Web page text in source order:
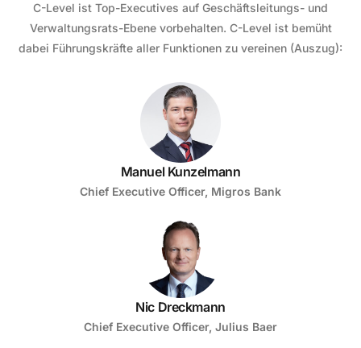
C-Level ist Top-Executives auf Geschäftsleitungs- und
Verwaltungsrats-Ebene vorbehalten. C-Level ist bemüht
dabei Führungskräfte aller Funktionen zu vereinen (Auszug):
Manuel Kunzelmann
Chief Executive Officer, Migros Bank
Nic Dreckmann
Chief Executive Officer, Julius Baer